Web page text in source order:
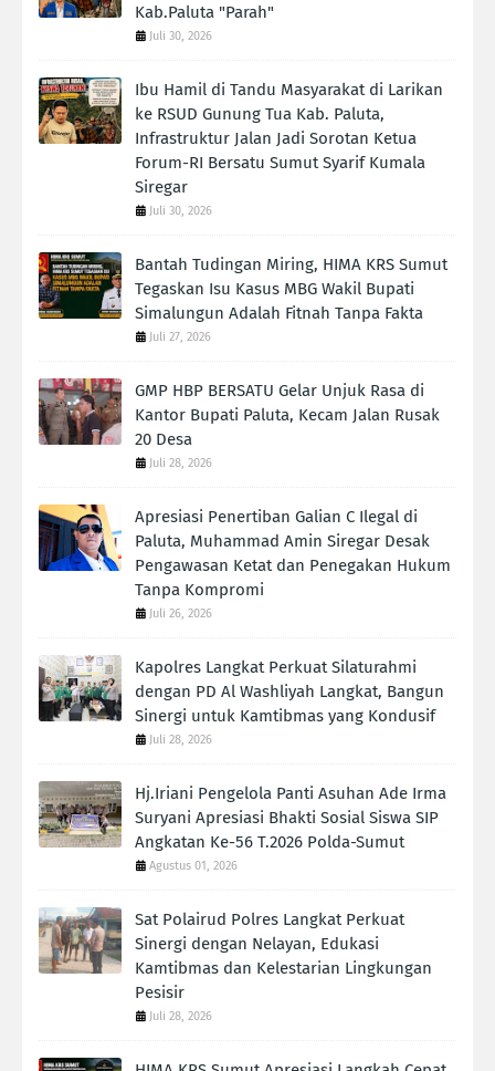
Kab.Paluta "Parah"
Juli 30, 2026
Ibu Hamil di Tandu Masyarakat di Larikan
ke RSUD Gunung Tua Kab. Paluta,
Infrastruktur Jalan Jadi Sorotan Ketua
Forum-RI Bersatu Sumut Syarif Kumala
Siregar
Juli 30, 2026
Bantah Tudingan Miring, HIMA KRS Sumut
Tegaskan Isu Kasus MBG Wakil Bupati
Simalungun Adalah Fitnah Tanpa Fakta
Juli 27, 2026
GMP HBP BERSATU Gelar Unjuk Rasa di
Kantor Bupati Paluta, Kecam Jalan Rusak
20 Desa
Juli 28, 2026
Apresiasi Penertiban Galian C Ilegal di
Paluta, Muhammad Amin Siregar Desak
Pengawasan Ketat dan Penegakan Hukum
Tanpa Kompromi
Juli 26, 2026
Kapolres Langkat Perkuat Silaturahmi
dengan PD Al Washliyah Langkat, Bangun
Sinergi untuk Kamtibmas yang Kondusif
Juli 28, 2026
Hj.Iriani Pengelola Panti Asuhan Ade Irma
Suryani Apresiasi Bhakti Sosial Siswa SIP
Angkatan Ke-56 T.2026 Polda-Sumut
Agustus 01, 2026
Sat Polairud Polres Langkat Perkuat
Sinergi dengan Nelayan, Edukasi
Kamtibmas dan Kelestarian Lingkungan
Pesisir
Juli 28, 2026